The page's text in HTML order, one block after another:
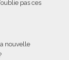
pas ces
nouvelle